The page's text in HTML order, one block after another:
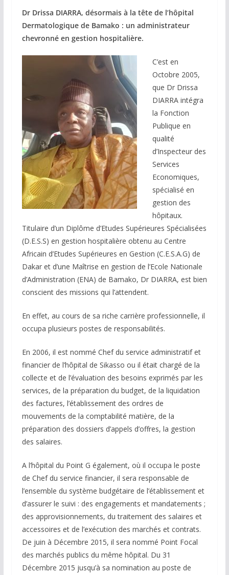
Dr Drissa DIARRA, désormais à la tête de l’hôpital
Dermatologique de Bamako : un administrateur
chevronné en gestion hospitalière.
C’est en
Octobre 2005,
que Dr Drissa
DIARRA intégra
la Fonction
Publique en
qualité
d’Inspecteur des
Services
Economiques,
spécialisé en
gestion des
hôpitaux.
Titulaire d’un Diplôme d’Etudes Supérieures Spécialisées
(D.E.S.S) en gestion hospitalière obtenu au Centre
Africain d’Etudes Supérieures en Gestion (C.E.S.A.G) de
Dakar et d’une Maîtrise en gestion de l’Ecole Nationale
d’Administration (ENA) de Bamako, Dr DIARRA, est bien
conscient des missions qui l’attendent.
En effet, au cours de sa riche carrière professionnelle, il
occupa plusieurs postes de responsabilités.
En 2006, il est nommé Chef du service administratif et
financier de l’hôpital de Sikasso ou il était chargé de la
collecte et de l’évaluation des besoins exprimés par les
services, de la préparation du budget, de la liquidation
des factures, l’établissement des ordres de
mouvements de la comptabilité matière, de la
préparation des dossiers d’appels d’offres, la gestion
des salaires.
A l’hôpital du Point G également, où il occupa le poste
de Chef du service financier, il sera responsable de
l’ensemble du système budgétaire de l’établissement et
d’assurer le suivi : des engagements et mandatements ;
des approvisionnements, du traitement des salaires et
accessoires et de l’exécution des marchés et contrats.
De juin à Décembre 2015, il sera nommé Point Focal
des marchés publics du même hôpital. Du 31
Décembre 2015 jusqu’à sa nomination au poste de